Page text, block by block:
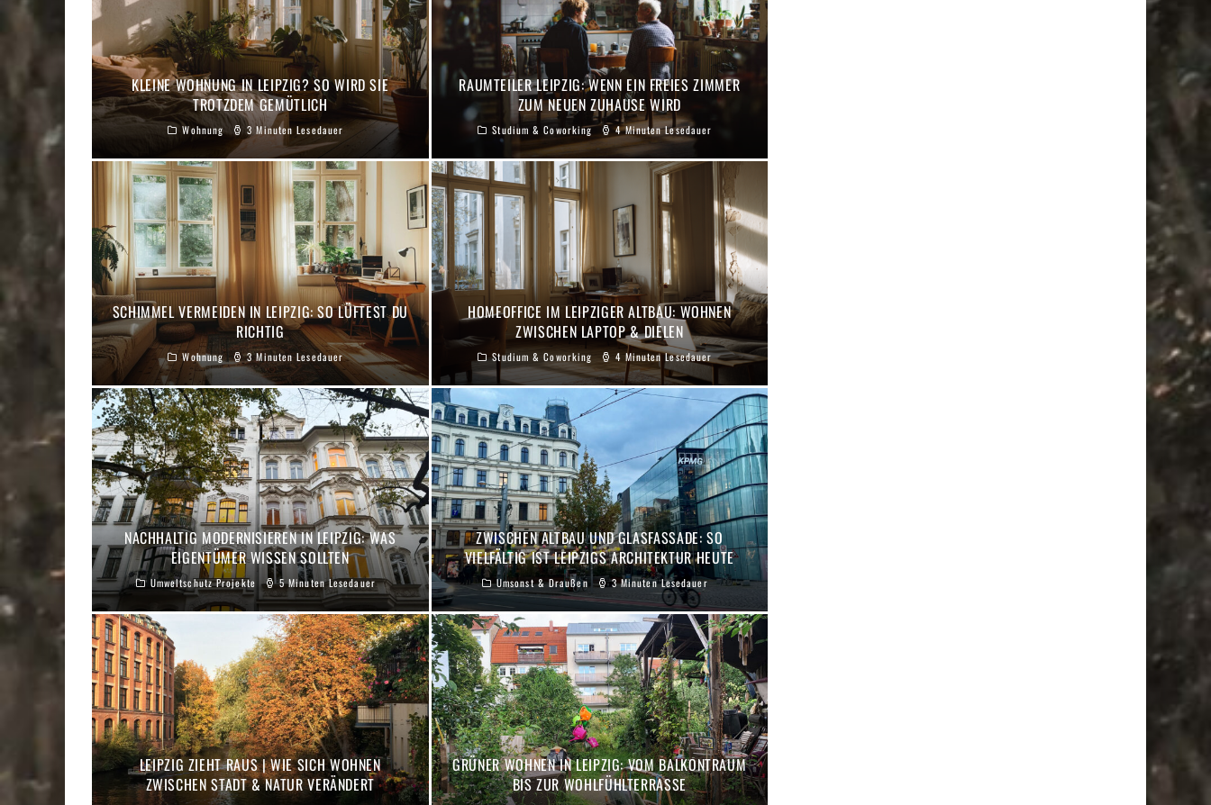
KLEINE WOHNUNG IN LEIPZIG? SO WIRD SIE
TROTZDEM GEMÜTLICH
Wohnung 3 Minuten Lesedauer
RAUMTEILER LEIPZIG: WENN EIN FREIES ZIMMER
ZUM NEUEN ZUHAUSE WIRD
Studium & Coworking 4 Minuten Lesedauer
SCHIMMEL VERMEIDEN IN LEIPZIG: SO LÜFTEST DU
RICHTIG
Wohnung 3 Minuten Lesedauer
HOMEOFFICE IM LEIPZIGER ALTBAU: WOHNEN
ZWISCHEN LAPTOP & DIELEN
Studium & Coworking 4 Minuten Lesedauer
NACHHALTIG MODERNISIEREN IN LEIPZIG: WAS
EIGENTÜMER WISSEN SOLLTEN
Umweltschutz Projekte 5 Minuten Lesedauer
ZWISCHEN ALTBAU UND GLASFASSADE: SO
VIELFÄLTIG IST LEIPZIGS ARCHITEKTUR HEUTE
Umsonst & Draußen 3 Minuten Lesedauer
LEIPZIG ZIEHT RAUS | WIE SICH WOHNEN
ZWISCHEN STADT & NATUR VERÄNDERT
GRÜNER WOHNEN IN LEIPZIG: VOM BALKONTRAUM
BIS ZUR WOHLFÜHLTERRASSE